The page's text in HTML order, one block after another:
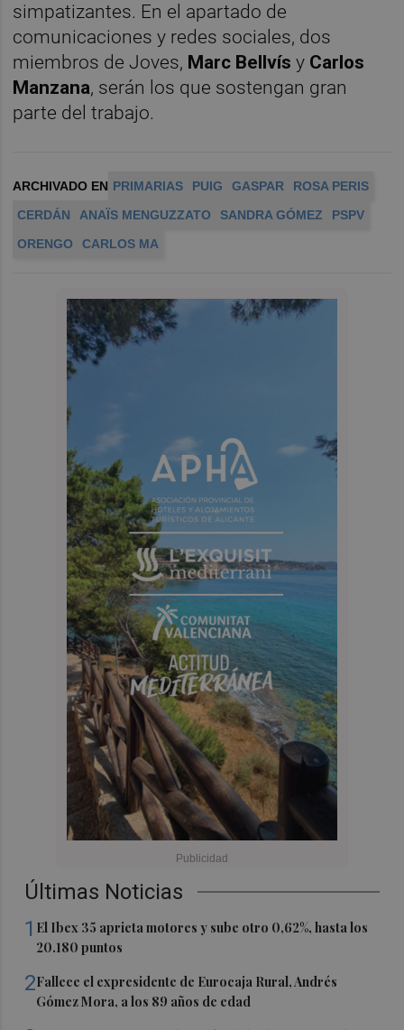
Últimas Noticias
1 El Ibex 35 aprieta motores y sube otro 0,62%, hasta los
20.180 puntos
2Fallece el expresidente de Eurocaja Rural, Andrés
Gómez Mora, a los 89 años de edad
simpatizantes. En el apartado de
comunicaciones y redes sociales, dos
miembros de Joves, Marc Bellvís y Carlos
Manzana, serán los que sostengan gran
parte del trabajo.
ARCHIVADO EN PRIMARIAS PUIG GASPAR
ROSA PERIS
CERDÁN
ANAÏS MENGUZZATO SANDRA GÓMEZ
PSPV
ORENGO
CARLOS MA